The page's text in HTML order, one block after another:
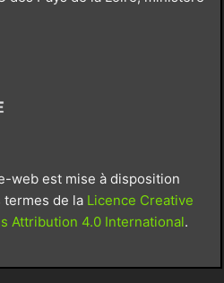
web est mise à disposition
termes de la Licence Creative
Attribution 4.0 International.